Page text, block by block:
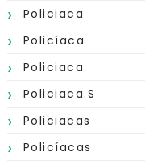
Policiaca
Policíaca
Policiaca.
Policiaca.s
Policiacas
Policíacas